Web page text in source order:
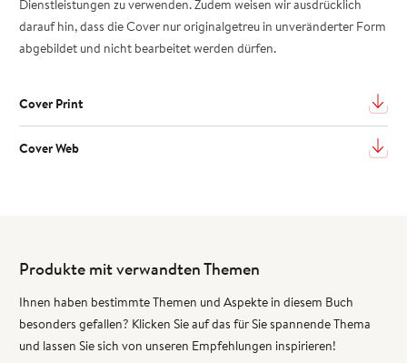
Dienstleistungen zu verwenden. Zudem weisen wir ausdrücklich
darauf hin, dass die Cover nur originalgetreu in unveränderter Form
abgebildet und nicht bearbeitet werden dürfen.
Cover Print
Cover Web
Produkte mit verwandten Themen
Ihnen haben bestimmte Themen und Aspekte in diesem Buch
besonders gefallen? Klicken Sie auf das für Sie spannende Thema
und lassen Sie sich von unseren Empfehlungen inspirieren!